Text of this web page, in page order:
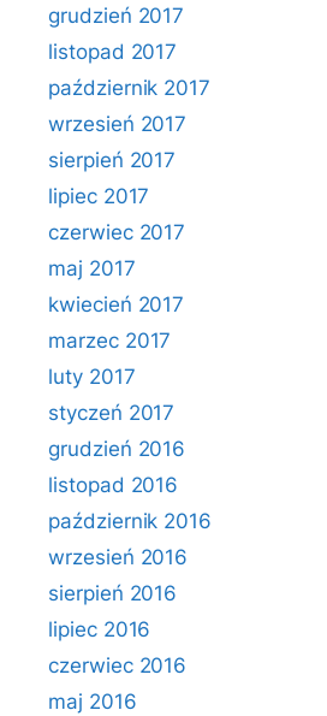
grudzień 2017
listopad 2017
październik 2017
wrzesień 2017
sierpień 2017
lipiec 2017
czerwiec 2017
maj 2017
kwiecień 2017
marzec 2017
luty 2017
styczeń 2017
grudzień 2016
listopad 2016
październik 2016
wrzesień 2016
sierpień 2016
lipiec 2016
czerwiec 2016
maj 2016